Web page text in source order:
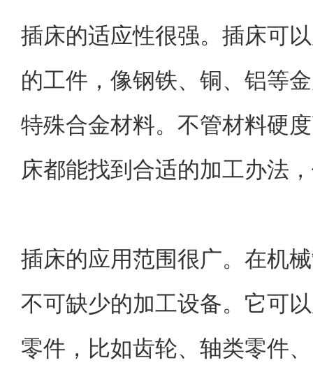
插床的适应性很强。插床可
的工件，像钢铁、铜、铝等
特殊合金材料。不管材料硬
床都能找到合适的加工办法
插床的应用范围很广。在机
不可缺少的加工设备。它可
零件，比如齿轮、轴类零件